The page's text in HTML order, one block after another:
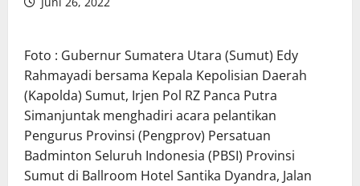
Foto : Gubernur Sumatera Utara (Sumut) Edy
Rahmayadi bersama Kepala Kepolisian Daerah
(Kapolda) Sumut, Irjen Pol RZ Panca Putra
Simanjuntak menghadiri acara pelantikan
Pengurus Provinsi (Pengprov) Persatuan
Badminton Seluruh Indonesia (PBSI) Provinsi
Sumut di Ballroom Hotel Santika Dyandra, Jalan